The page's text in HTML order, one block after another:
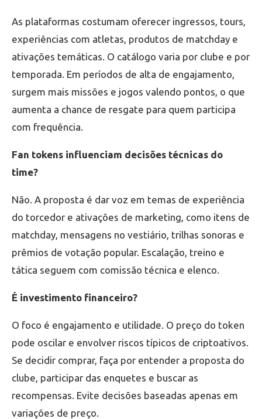
As plataformas costumam oferecer ingressos, tours,
experiências com atletas, produtos de matchday e
ativações temáticas. O catálogo varia por clube e por
temporada. Em períodos de alta de engajamento,
surgem mais missões e jogos valendo pontos, o que
aumenta a chance de resgate para quem participa
com frequência.
Fan tokens influenciam decisões técnicas do
time?
Não. A proposta é dar voz em temas de experiência
do torcedor e ativações de marketing, como itens de
matchday, mensagens no vestiário, trilhas sonoras e
prêmios de votação popular. Escalação, treino e
tática seguem com comissão técnica e elenco.
É investimento financeiro?
O foco é engajamento e utilidade. O preço do token
pode oscilar e envolver riscos típicos de criptoativos.
Se decidir comprar, faça por entender a proposta do
clube, participar das enquetes e buscar as
recompensas. Evite decisões baseadas apenas em
variações de preço.